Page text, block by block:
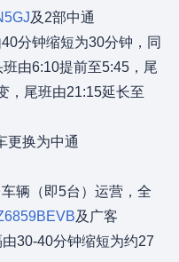
及2部中通
分钟缩短为30分钟，同
班由6:10提前至5:45，尾
，尾班由21:15延长至
更换为中通
辆（即5台）运营，全
及广客
由30-40分钟缩短为约27